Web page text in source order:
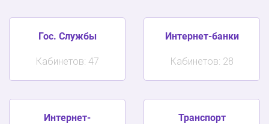
Гос. Службы
Кабинетов: 47
Интернет-банки
Кабинетов: 28
Интернет-
Транспорт